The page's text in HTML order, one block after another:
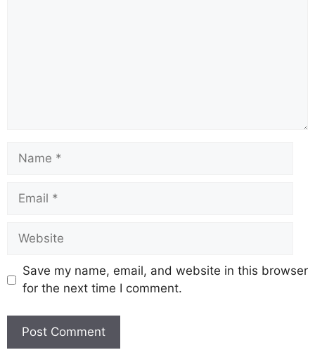
Save my name, email, and website in this browser
for the next time I comment.